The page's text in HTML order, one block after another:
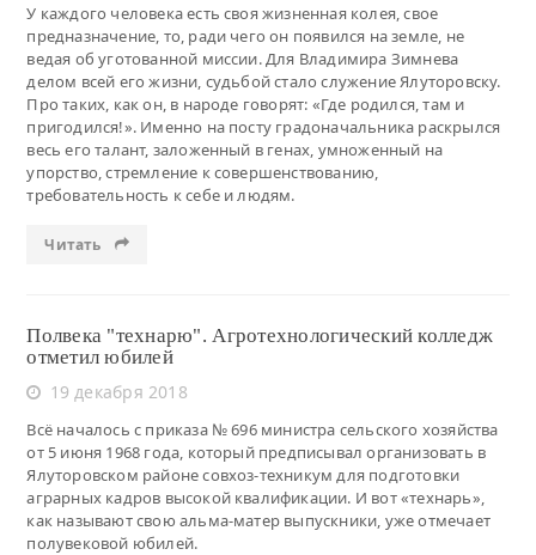
У каждого человека есть своя жизненная колея, свое
предназначение, то, ради чего он появился на земле, не
ведая об уготованной миссии. Для Владимира Зимнева
делом всей его жизни, судьбой стало служение Ялуторовску.
Про таких, как он, в народе говорят: «Где родился, там и
пригодился!». Именно на посту градоначальника раскрылся
весь его талант, заложенный в генах, умноженный на
упорство, стремление к совершенствованию,
требовательность к себе и людям.
Читать
Полвека "технарю". Агротехнологический колледж
отметил юбилей
19 декабря 2018
Всё началось с приказа № 696 министра сельского хозяйства
от 5 июня 1968 года, который предписывал организовать в
Ялуторовском районе совхоз-техникум для подготовки
аграрных кадров высокой квалификации. И вот «технарь»,
как называют свою альма-матер выпускники, уже отмечает
полувековой юбилей.